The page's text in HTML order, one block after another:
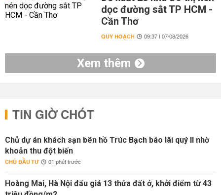
dọc đường sắt TP HCM -
Cần Thơ
QUY HOẠCH 09:37 | 07/08/2026
Xem thêm
TIN GIỜ CHÓT
Chủ dự án khách sạn bên hồ Trúc Bạch báo lãi quý II nhờ
khoản thu đột biến
CHỦ ĐẦU TƯ 01 phút trước
Hoàng Mai, Hà Nội đấu giá 13 thửa đất ở, khởi điểm từ 43